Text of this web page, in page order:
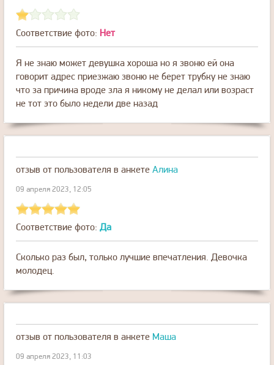
Соответствие фото: Нет
Я не знаю может девушка хороша но я звоню ей она
говорит адрес приезжаю звоню не берет трубку не знаю
что за причина вроде зла я никому не делал или возраст
не тот это было недели две назад
отзыв от пользователя в анкете Алина
09 апреля 2023, 12:05
Соответствие фото: Да
Сколько раз был, только лучшие впечатления. Девочка
молодец.
отзыв от пользователя в анкете Маша
09 апреля 2023, 11:03